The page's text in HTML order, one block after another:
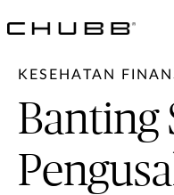
KESEHATAN
Banting